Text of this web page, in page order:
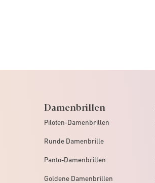
Damenbrillen
Piloten-Damenbrillen
Runde Damenbrille
Panto-Damenbrillen
Goldene Damenbrillen